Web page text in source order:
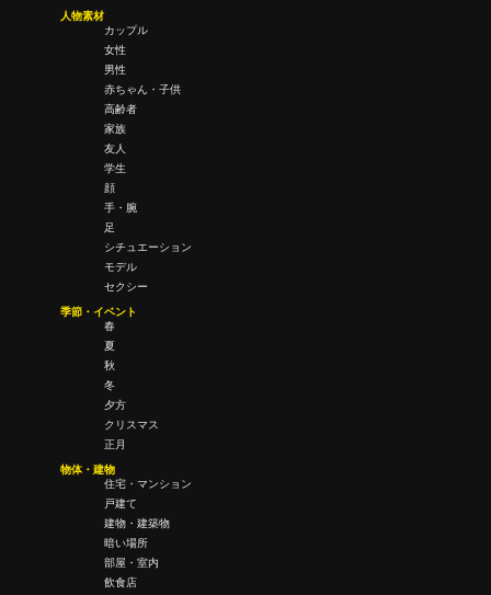
人物素材
カップル
女性
男性
赤ちゃん・子供
高齢者
家族
友人
学生
顔
手・腕
足
シチュエーション
モデル
セクシー
季節・イベント
春
夏
秋
冬
夕方
クリスマス
正月
物体・建物
住宅・マンション
戸建て
建物・建築物
暗い場所
部屋・室内
飲食店